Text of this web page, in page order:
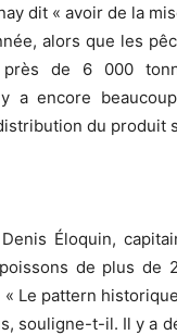
dit « avoir de la
alors que les
de 6 000
a encore
du produit
Éloquin,
de plus de
Le pattern
souligne-t-il. Il y a